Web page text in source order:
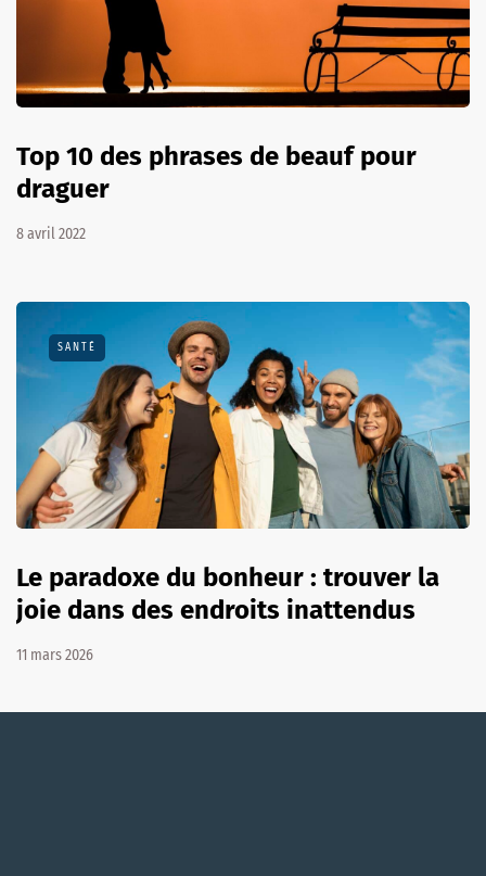
Top 10 des phrases de beauf pour
draguer
8 avril 2022
SANTÉ
Le paradoxe du bonheur : trouver la
joie dans des endroits inattendus
11 mars 2026